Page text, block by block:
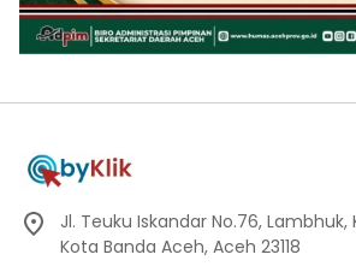
Jl. Teuku Iskandar No.76, Lambhuk,
Kota Banda Aceh, Aceh 23118